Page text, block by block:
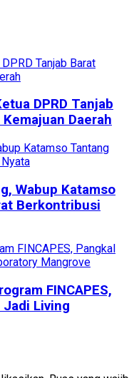
DPRD Tanjab
Daerah
Wabup Katamso
Berkontribusi
FINCAPES,
Jadi Living